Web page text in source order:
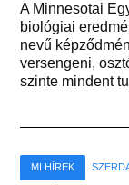
A Minnesotai
biológiai
nevű
versengeni,
szinte mindent
MI HÍREK